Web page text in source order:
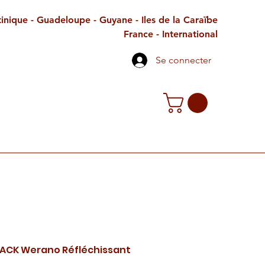
- Guadeloupe - Guyane - Iles de la Caraïbe
France - International
Se connecter
Werano Réfléchissant